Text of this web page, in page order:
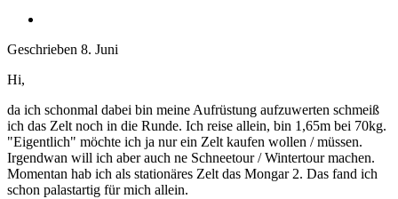
Geschrieben 8. Juni
Hi,
da ich schonmal dabei bin meine Aufrüstung aufzuwerten schmeiß
ich das Zelt noch in die Runde. Ich reise allein, bin 1,65m bei 70kg.
"Eigentlich" möchte ich ja nur ein Zelt kaufen wollen / müssen.
Irgendwan will ich aber auch ne Schneetour / Wintertour machen.
Momentan hab ich als stationäres Zelt das Mongar 2. Das fand ich
schon palastartig für mich allein.